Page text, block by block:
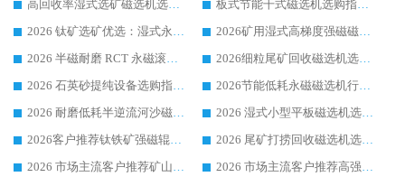
高回收率湿式选矿磁选机选购指南 业内口碑磁电设备生产厂家实力解析
板式节能干式磁选机选购指南，源头生产厂家华体会手机网页版-华体会(中国) 综合实力可观
2026 钛矿选矿优选：湿式永磁筒式磁选机源头厂家华体会手机网页版-华体会(中国) 综合解析
2026矿用湿式高梯度强磁磁选机选购指南，临朐靠谱磁电生产厂家华体会手机网页版-华体会(中国) 详解
2026 半磁耐磨 RCT 永磁滚筒选购指南，临朐源头生产厂家华体会手机网页版-华体会(中国) 实测分享
2026细粒尾矿回收磁选机选购指南 产业集群优质生产厂家华体会手机网页版-华体会(中国) 解析
2026 石英砂提纯设备选购指南：华体会手机网页版-华体会(中国) 提纯磁选机厂家综合解读
2026节能低耗永磁磁选机行业优选标杆 临朐华体会手机网页版-华体会(中国) 专业生产厂家
2026 耐磨低耗半逆流河沙磁选机选购指南 临朐产业集群源头厂华体会手机网页版-华体会(中国) 详细解析
2026 湿式小型平板磁选机选矿适配设备 临朐华体会手机网页版-华体会(中国) 实体生产厂家直供
2026客户推荐钛铁矿强磁辊式磁选机，临朐靠谱生产厂家华体会手机网页版-华体会(中国) 详解
2026 尾矿打捞回收磁选机选购 主流市场推荐实力生产厂家
2026 市场主流客户推荐矿山磁选机靠谱生产厂家选华体会手机网页版-华体会(中国)
2026 市场主流客户推荐高强磁高效磁选机靠谱生产厂家